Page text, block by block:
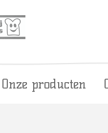
Onze producten